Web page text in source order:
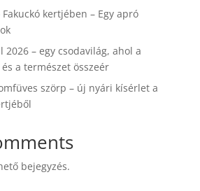
kertjében – Egy apró
2026 – egy csodavilág, ahol a
a természet összeér
szörp – új nyári kísérlet a
bejegyzés.